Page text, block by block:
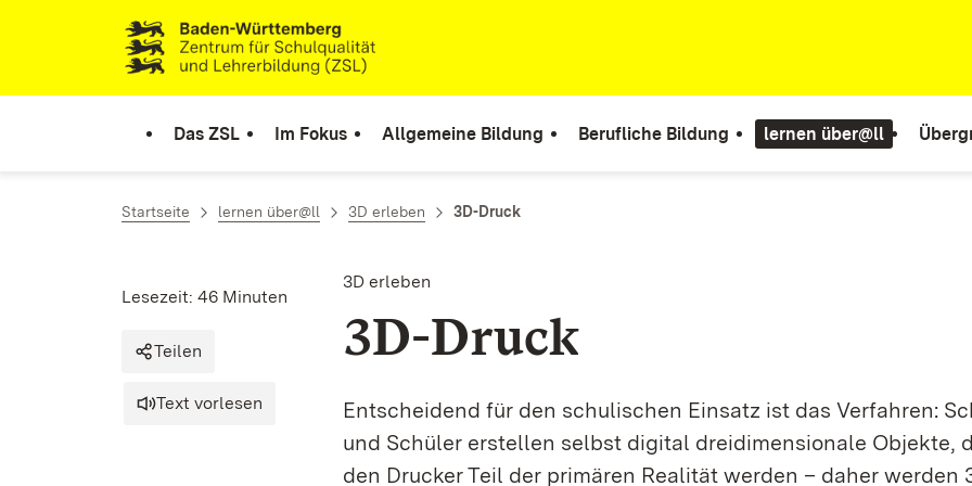
Zum Inhalt springen
Link zur Startseite
Das ZSL Im Fokus Allgemeine Bildung Berufliche Bildung lernen über@ll
Startseite lernen über@ll 3D erleben 3D-Druck
3D erleben
3D-Druck
Entscheidend für den schulischen Einsatz ist das Verfahren:
und Schüler erstellen selbst digital dreidimensionale Objekte,
den Drucker Teil der primären Realität werden – daher werden
Lesezeit: 46 Minuten
Teilen
Text vorlesen